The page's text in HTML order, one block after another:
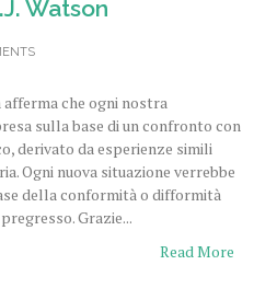
Watson
che ogni nostra
sulla base di un confronto con
derivato da esperienze simili
Ogni nuova situazione verrebbe
della conformità o difformità
Grazie...
Read More